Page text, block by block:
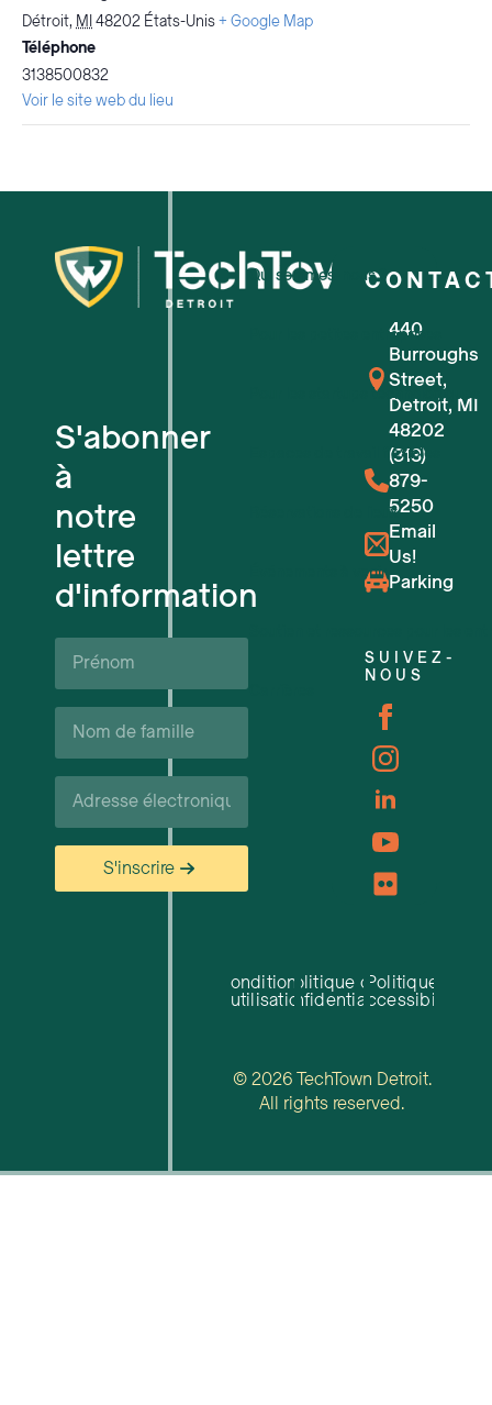
Détroit, MI48202 États-Unis+ Google Map
Téléphone
3138500832
Voir le site web du lieu
S'abonner
à
notre
lettre
d'information
Prénom*
Nom
de
Courriel*
S'inscrire
Qui sommes-nous ?
Pour les petites entreprises
Pour les startups technologiques
Espaces de travail flexibles
Réservations de lieux
Événements à venir
440
Burroughs
Street,
Detroit, MI
48202
(313)
879-
5250
Email
Us!
Parking
SUIVEZ-
NOUS
Conditions
d'utilisation
Politique de
confidentialité
Politique
d'accessibilité
© 2026 TechTown Detroit.
All rights reserved.